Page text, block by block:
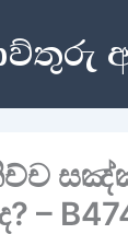
–